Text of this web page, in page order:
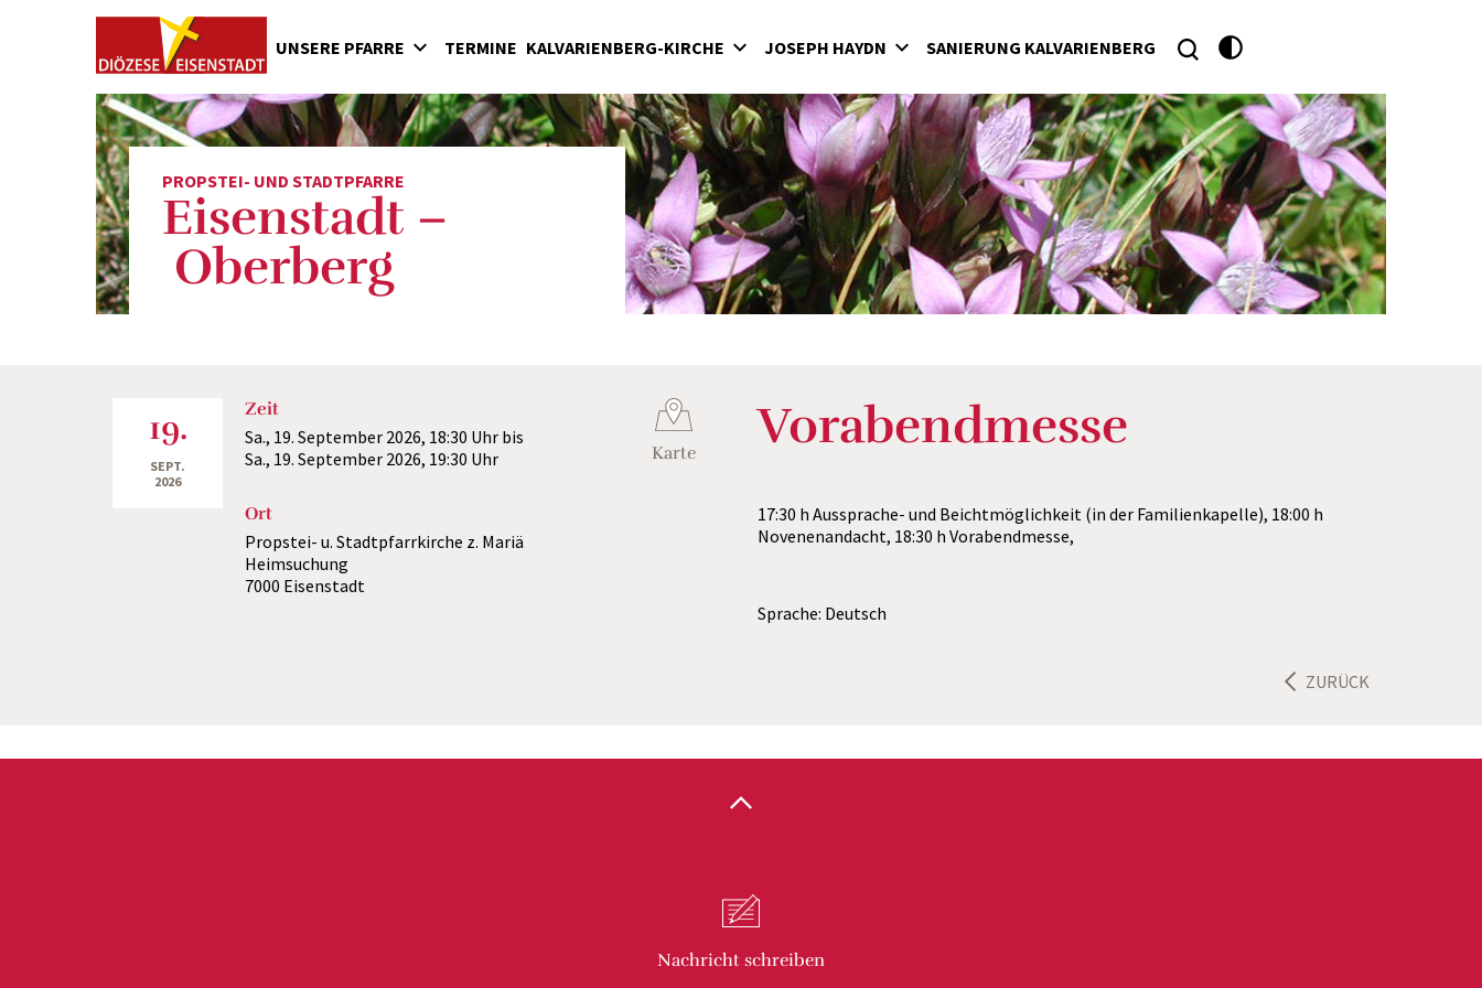
UNSERE PFARRE
Mitarbeiterinnen und Mitarbeiter
Kinder-Wortgottesdienst
Ministrantinnen und Ministranten
Chor der Haydnkirche
TERMINE KALVARIENBERG-KIRCHE
Bergkirche
JOSEPH HAYDN
Haydn-Mausoleum
Feierliche Messen in der Bergkirche unter
Fürst Nikolaus II. Esterházy
Seit 1898: Karfreitagsaufführungen der
"Sieben letzten Worte des Erlösers am
Kreuze" von Joseph Haydn in der Bergkirche
Haydnjahr 2009: Haydnpflege in der
SANIERUNG KALVARIENBERG
PROPSTEI- UND STADTPFARRE
Eisenstadt –
Oberberg
19.
SEPT.
2026
Zeit
Sa., 19. September 2026, 18:30 Uhr bis
Sa., 19. September 2026, 19:30 Uhr
Ort
Propstei- u. Stadtpfarrkirche z. Mariä
Heimsuchung
7000 Eisenstadt
Karte Vorabendmesse
17:30 h Aussprache- und Beichtmöglichkeit (in der Familienkapelle), 18:00 h
Novenenandacht, 18:30 h Vorabendmesse,
Sprache: Deutsch
ZURÜCK
Nachricht schreiben